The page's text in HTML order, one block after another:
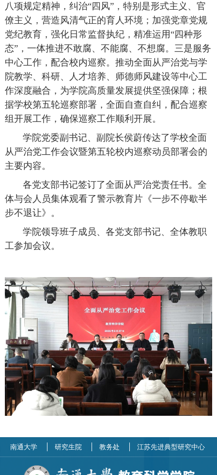
八项规定精神，纠治“四风”，特别是形式主义、官
僚主义，营造风清气正的育人环境 ； 加强党章党规
党纪教育，强化日常监督执纪，精准运用“四种形
态”，一体推进不敢腐、不能腐、不想腐。 三是服务
中心工作 ， 配合校内巡察。 推动全面从严治党与学
院教学、科研、人才培养、师德师风建设等中心工
作深度融合，为学院高质量发展提供坚强保障 ； 根
据学校第五轮巡察部署 ， 全面自查自纠， 配合巡察
组开展工作 ，确保巡察工作顺利开展。
学院党委副书记、副院长侯蔚传达了学校全面
从严治党工作会议暨第五轮校内巡察动员部署会的
主要内容。
各党支部书记签订了全面从严治党责任书。全
体与会人员集体观看了警示教育片《一步不停歇半
步不退让》。
学院领导班子成员、各党支部书记、 全体教职
工参加会议。
南通大学 研究生院 教务处 江苏先进典型研究中心